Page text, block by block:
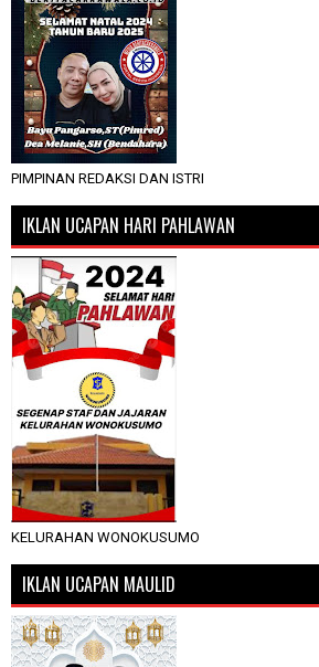
PIMPINAN REDAKSI DAN ISTRI
IKLAN UCAPAN HARI PAHLAWAN
KELURAHAN WONOKUSUMO
IKLAN UCAPAN MAULID